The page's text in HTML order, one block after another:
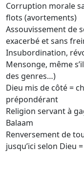
Corruption morale
flots (avortements)
Assouvissement de
exacerbé et sans
Insubordination,
Mensonge, même
des genres…)
Dieu mis de côté =
prépondérant
Religion servant à
Balaam
Renversement de
jusqu’ici selon Dieu